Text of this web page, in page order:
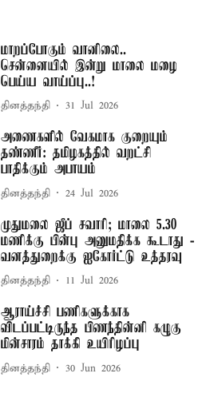
மாறப்போகும் வானிலை..
சென்னையில் இன்று மாலை மழை
பெய்ய வாய்ப்பு..!
தினத்தந்தி 31 Jul 2026
அணைகளில் வேகமாக குறையும்
தண்ணீர்: தமிழகத்தில் வறட்சி
பாதிக்கும் அபாயம்
தினத்தந்தி 24 Jul 2026
முதுமலை ஜீப் சவாரி; மாலை 5.30
மணிக்கு பின்பு அனுமதிக்க கூடாது -
வனத்துறைக்கு ஐகோர்ட்டு உத்தரவு
தினத்தந்தி 11 Jul 2026
ஆராய்ச்சி பணிகளுக்காக
விடப்பட்டிருந்த பிணந்தின்னி கழுகு
மின்சாரம் தாக்கி உயிரிழப்பு
தினத்தந்தி 30 Jun 2026